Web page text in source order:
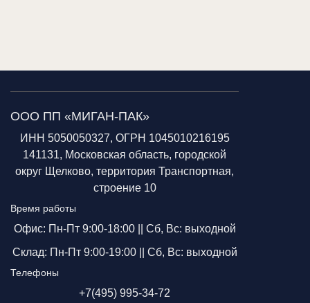
ООО ПП «МИГАН-ПАК»
ИНН 5050050327, ОГРН 1045010216195
141131, Московская область, городской
округ Щелково, территория Транспортная,
строение 10
Время работы
Офис: Пн-Пт 9:00-18:00 || Сб, Вс: выходной
Склад: Пн-Пт 9:00-19:00 || Сб, Вс: выходной
Телефоны
+7(495) 995-34-72